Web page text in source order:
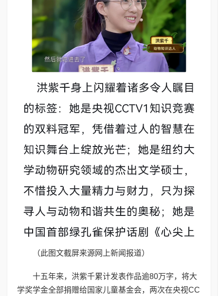
（此图文截屏来源网上新闻报道）
十五年来，洪紫千累计发表作品逾80万字，将大
学奖学金全部捐赠给国家儿童基金会，两次在央视CC